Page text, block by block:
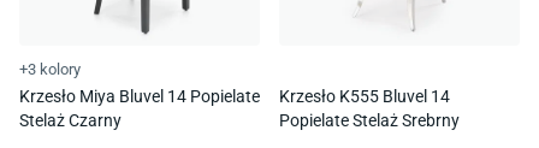
+3 kolory
Krzesło Miya Bluvel 14 Popielate
Stelaż Czarny
Krzesło K555 Bluvel 14
Popielate Stelaż Srebrny